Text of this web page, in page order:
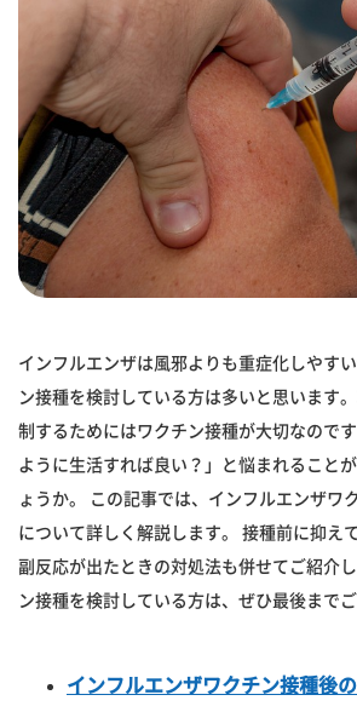
インフルエンザは風邪よりも重症化しやす
ン接種を検討している方は多いと思います
制するためにはワクチン接種が大切なので
ように生活すれば良い？」と悩まれること
ょうか。 この記事では、インフルエンザワ
について詳しく解説します。 接種前に抑え
副反応が出たときの対処法も併せてご紹介
ン接種を検討している方は、ぜひ最後までご
インフルエンザワクチン接種後